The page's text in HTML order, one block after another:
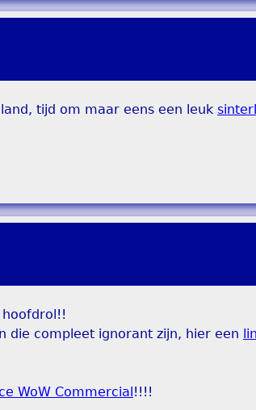
tijd om maar eens een leuk
hoofdrol!!
die compleet ignorant zijn, hier een
WoW Commercial!!!!